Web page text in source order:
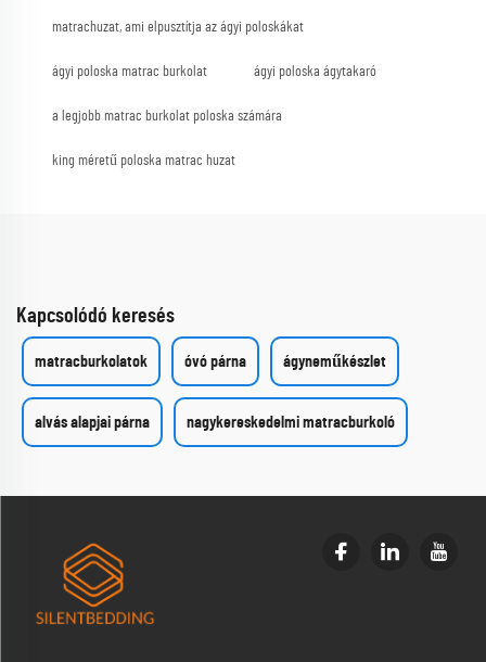
matrachuzat, ami elpusztítja az ágyi poloskákat
ágyi poloska matrac burkolat ágyi poloska ágytakaró
a legjobb matrac burkolat poloska számára
king méretű poloska matrac huzat
Kapcsolódó keresés
matracburkolatok óvó párna ágyneműkészlet
alvás alapjai párna nagykereskedelmi matracburkoló